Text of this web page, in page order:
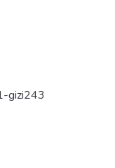
gizi243